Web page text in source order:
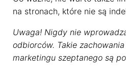
na stronach, które nie są
Uwaga! Nigdy nie
odbiorców. Takie
marketingu szeptanego są